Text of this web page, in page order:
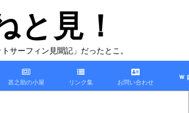
と見！
トサーフィン見聞記」だったとこ。
甚之助の小屋 リンク集 お問い合わせ
ｗ